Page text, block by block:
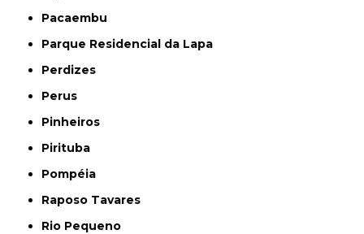
Pacaembu
Parque Residencial da Lapa
Perdizes
Perus
Pinheiros
Pirituba
Pompéia
Raposo Tavares
Rio Pequeno